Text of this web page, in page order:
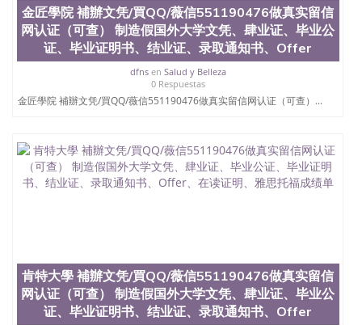
551190476办国外文凭可找工作QQ微信551190476国
外大学有毕业证QQ微信551190476办理国外毕业证价
格QQ微信551190476国外编号查询QQ微信551190476
办理国外文凭要交定金吗QQ微信551190476办国外可
查文凭QQ微信551190476网上购买真文凭可信吗QQ
微信551190476学士学位证书查询机构QQ微信
551190476 国外资格证书办理QQ微信551190476如何
University, 又译为“圣荷西州立大学”）成立于1857
年，简称SJSU，是加州历史悠久的大学之一，也是美
西地区的公立大学之一。位于圣何塞市San Jose中
心，占地154公顷。它是一所位于加利福尼亚州的著
生前往求学。 至今，这是一所在世界上享有学术地
位、声誉、实习机会和影响力的高等教育机构，并获
誉为美国本科教育质量的核心代表。其计算机系与会
计系更是在当今美国大学教学排名中表现优异。其毕
金匠學院 補辦文凭/買QQ/薇信551190476做真实留信
网认证（可查） 制造假国外大学文凭、肆业证、毕业公
证、毕业证明书、结业证、录取通知书、Offer
dfnsen Salud y Belleza
0 Respuestas
金匠學院 補辦文凭/買QQ/薇信551190476做真实留信网认证（可查）...
肯特大學 補辦文凭/買QQ/薇信551190476做真实留信
网认证（可查） 制造假国外大学文凭、肆业证、毕业公
证、毕业证明书、结业证、录取通知书、Offer